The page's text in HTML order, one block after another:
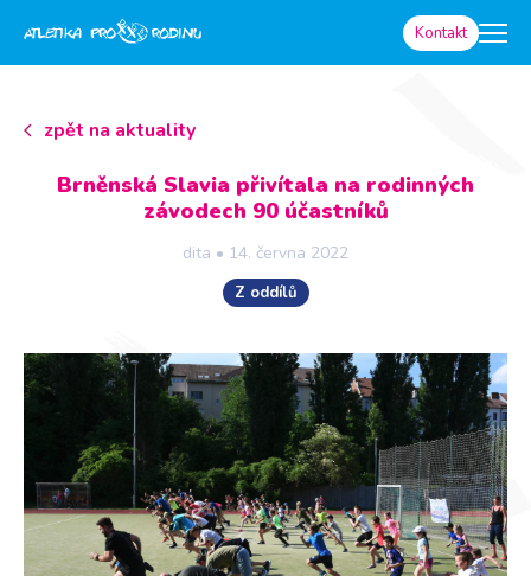
Kontakt
zpět na aktuality
Brněnská Slavia přivítala na rodinných
závodech 90 účastníků
dita • 14. června 2022
Z oddílů